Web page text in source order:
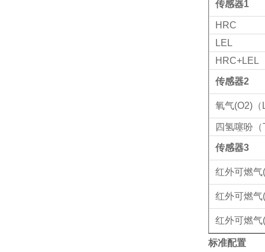
传感器1
HRC
LEL
HRC+LEL
传感器2
氧气(O2)（
四氢噻吩
传感器3
红外可燃气
红外可燃气
红外可燃气
标准配置